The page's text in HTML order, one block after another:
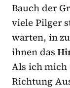
Bauch der
viele Pilger
warten, in
ihnen das
Als ich mich
Richtung